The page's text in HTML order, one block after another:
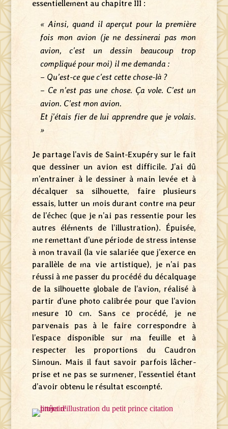
essentiellement au chapitre III :
« Ainsi, quand il aperçut pour la première
fois mon avion (je ne dessinerai pas mon
avion, c’est un dessin beaucoup trop
compliqué pour moi) il me demanda :
– Qu’est-ce que c’est cette chose-là ?
– Ce n’est pas une chose. Ça vole. C’est un
avion. C’est mon avion.
Et j’étais fier de lui apprendre que je volais.
»
Je partage l’avis de Saint-Exupéry sur le fait
que dessiner un avion est difficile. J’ai dû
m’entrainer à le dessiner à main levée et à
décalquer sa silhouette, faire plusieurs
essais, lutter un mois durant contre ma peur
de l’échec (que je n’ai pas ressentie pour les
autres éléments de l’illustration). Épuisée,
me remettant d’une période de stress intense
à mon travail (la vie salariée que j’exerce en
parallèle de ma vie artistique), je n’ai pas
réussi à me passer du procédé du décalquage
de la silhouette globale de l’avion, réalisé à
partir d’une photo calibrée pour que l’avion
mesure 10 cm. Sans ce procédé, je ne
parvenais pas à le faire correspondre à
l’espace disponible sur ma feuille et à
respecter les proportions du Caudron
Simoun. Mais il faut savoir parfois lâcher-
prise et ne pas se surmener, l’essentiel étant
d’avoir obtenu le résultat escompté.